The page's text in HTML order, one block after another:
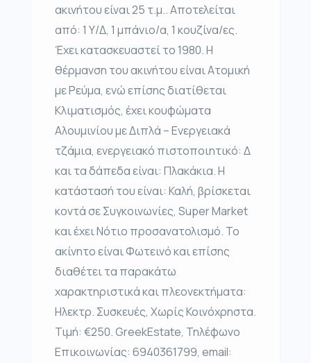
ακινήτου είναι 25 τ.μ.. Αποτελείται
από: 1 Υ/Δ, 1 μπάνιο/α, 1 κουζίνα/ες.
Έχει κατασκευαστεί το 1980. Η
θέρμανση του ακινήτου είναι Ατομική
με Ρεύμα, ενώ επίσης διατίθεται
Κλιματισμός, έχει κουφώματα
Αλουμινίου με Διπλά – Ενεργειακά
τζάμια, ενεργειακό πιστοποιητικό: Δ
και τα δάπεδα είναι: Πλακάκια. Η
κατάστασή του είναι: Καλή, βρίσκεται
κοντά σε Συγκοινωνίες, Super Market
και έχει Νότιο προσανατολισμό. Το
ακίνητο είναι Φωτεινό και επίσης
διαθέτει τα παρακάτω
χαρακτηριστικά και πλεονεκτήματα:
Ηλεκτρ. Συσκευές, Χωρίς Κοινόχρηστα.
Τιμή: €250. GreekEstate, Τηλέφωνο
Επικοινωνίας: 6940361799, email: